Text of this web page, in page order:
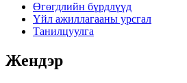
Өгөгдлийн бүрдлүүд
Үйл ажиллагааны урсгал
Танилцуулга
Жендэр